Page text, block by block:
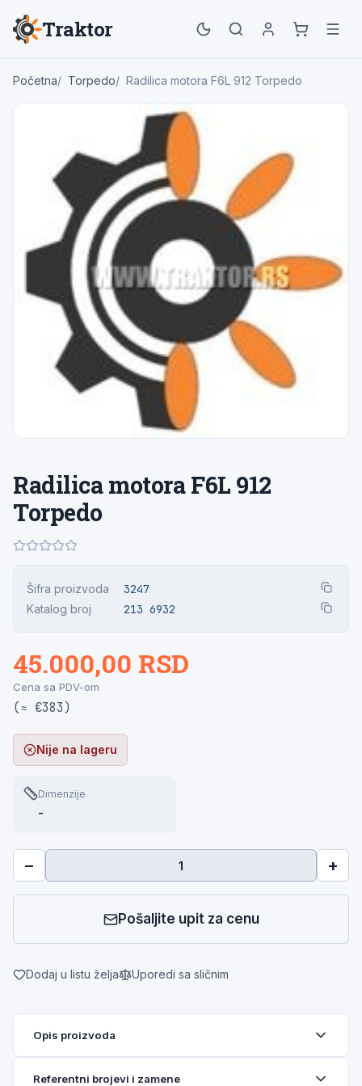
Traktor
Početna Torpedo Radilica motora F6L 912 Torpedo
Radilica motora F6L 912
Torpedo
Šifra proizvoda 3247
Katalog broj 213 6932
45.000,00 RSD
Cena sa PDV-om
(≈ €383)
Nije na lageru
Dimenzije
-
− +
Pošaljite upit za cenu
Dodaj u listu želja Uporedi sa sličnim
Opis proizvoda
Referentni brojevi i zamene